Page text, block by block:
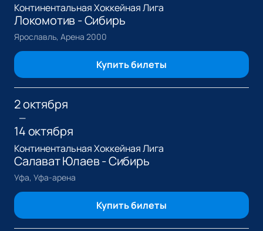
Континентальная Хоккейная Лига
Локомотив - Сибирь
Ярославль, Арена 2000
Купить билеты
2 октября
—
14 октября
Континентальная Хоккейная Лига
Салават Юлаев - Сибирь
Уфа, Уфа-арена
Купить билеты